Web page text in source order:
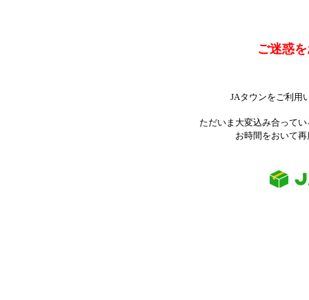
ご迷惑
JAタウンをご利用
ただいま大変込み合って
お時間をおいて